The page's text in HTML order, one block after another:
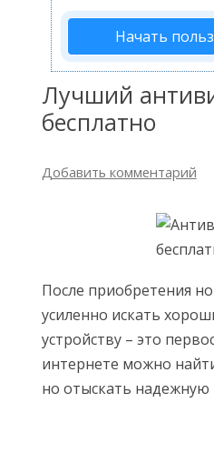
Начать
Лучший
бесплатно
Добавить комментарий
После приобретения
усиленно искать
устройству – это
интернете можно
но отыскать